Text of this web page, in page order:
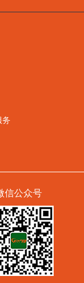
务
信公众号